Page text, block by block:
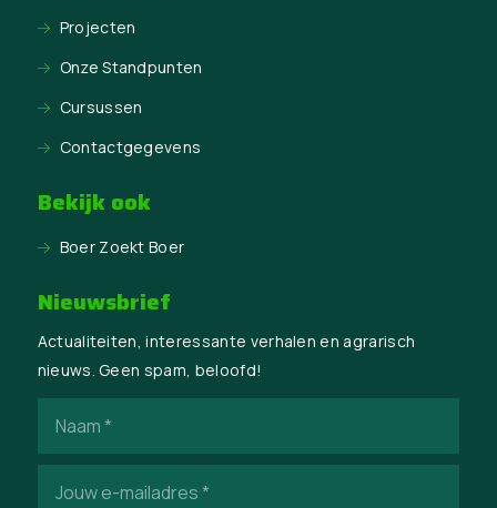
Projecten
Onze Standpunten
Cursussen
Contactgegevens
Bekijk ook
Boer Zoekt Boer
Nieuwsbrief
Actualiteiten, interessante verhalen en agrarisch
nieuws. Geen spam, beloofd!